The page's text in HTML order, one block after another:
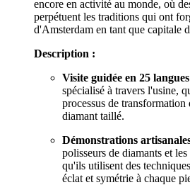
encore en activité au monde, où
perpétuent les traditions qui ont
d'Amsterdam en tant que capitale
Description :
Visite guidée en 25
spécialisé à travers l'usine,
processus de transformation
diamant taillé.
Démonstrations
polisseurs de diamants et
qu'ils utilisent des
éclat et symétrie à chaque